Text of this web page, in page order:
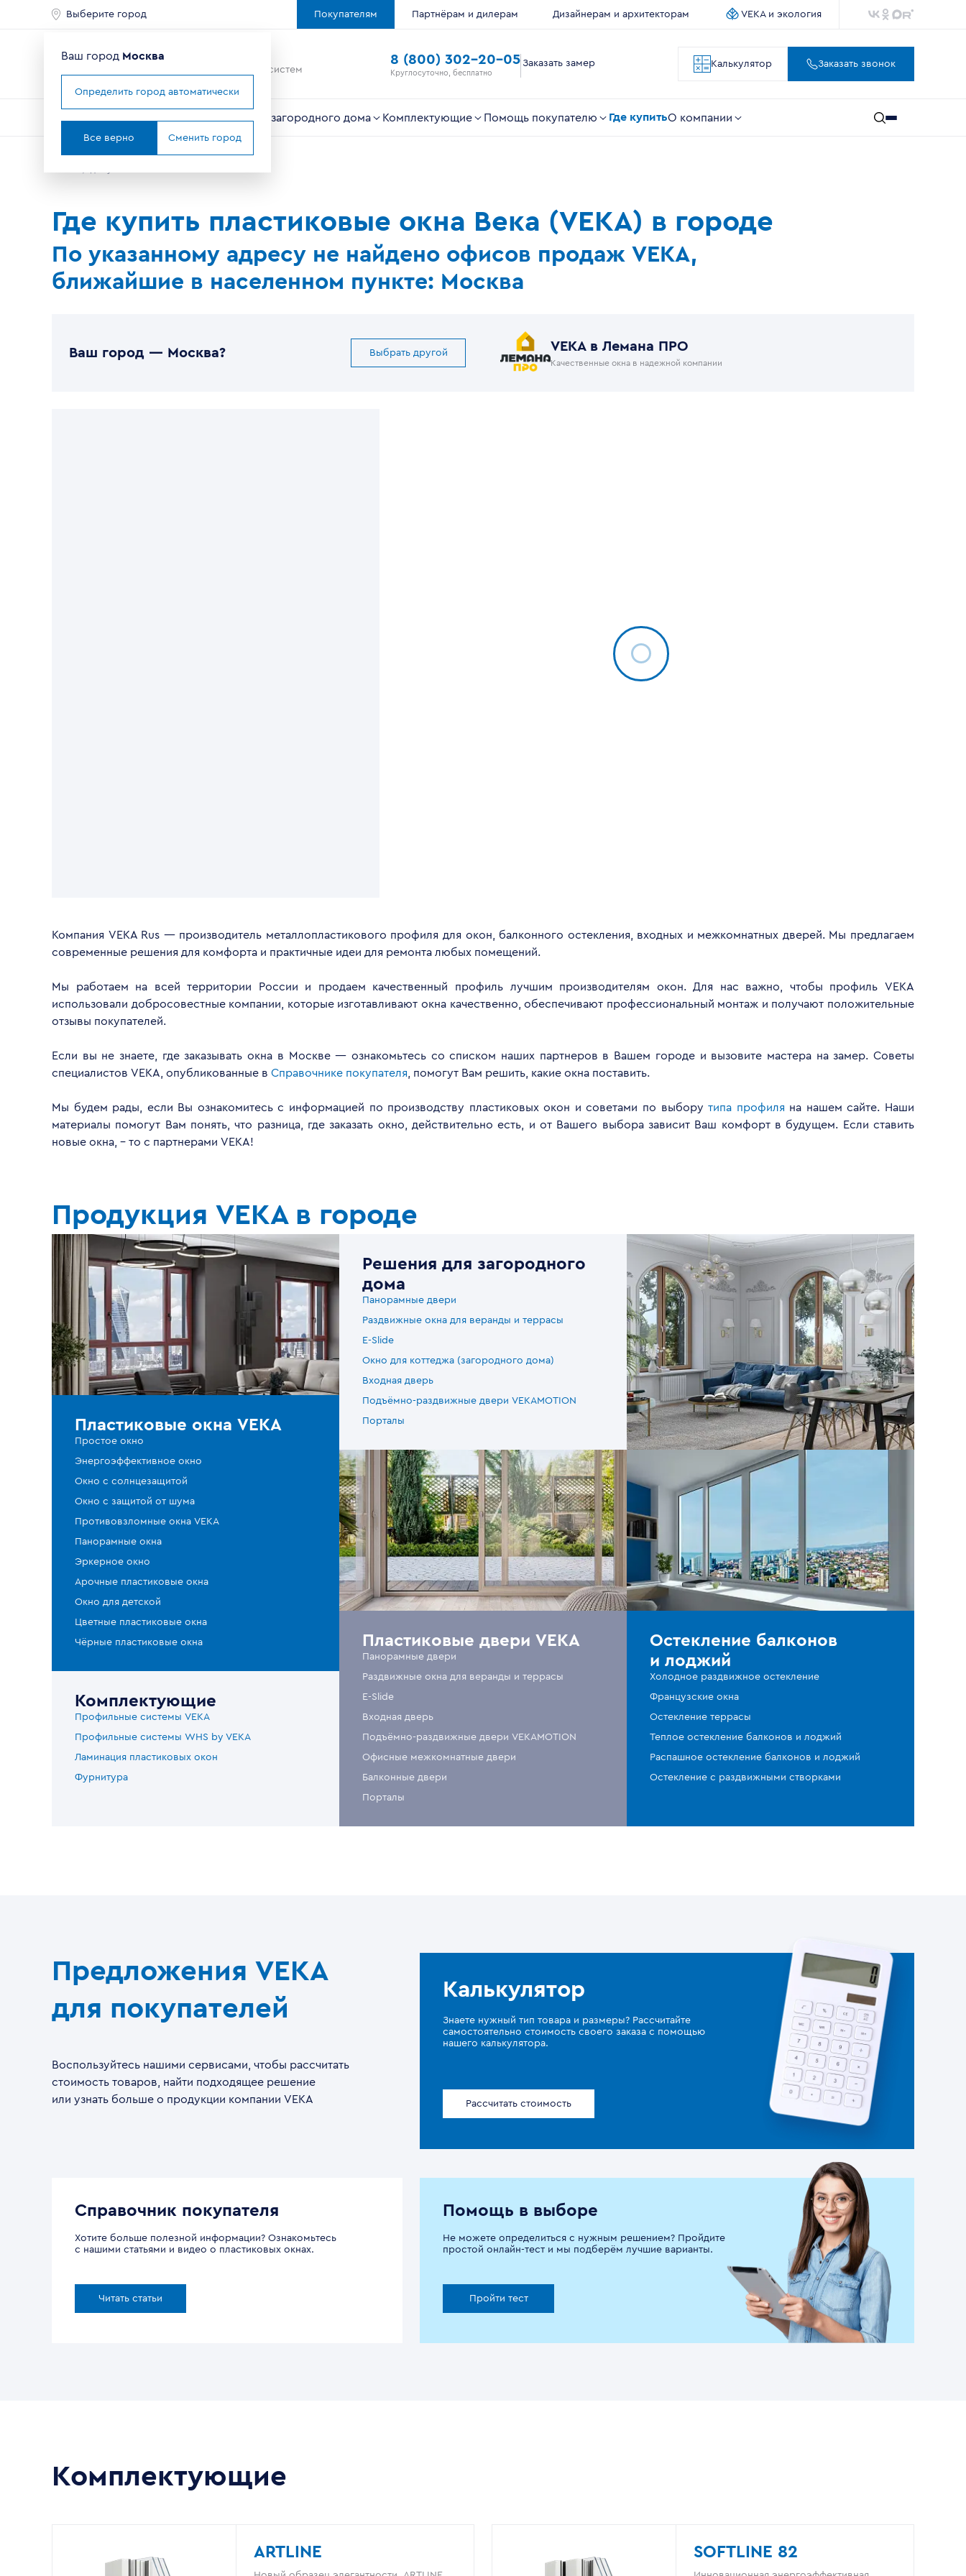
Выберите город Покупателям Партнёрам и дилерам Дизайнерам и архитекторам VEKA и экология
Ведущий мировой
производитель оконных систем
8 (800) 302-20-05
Круглосуточно, бесплатно
Заказать замер Калькулятор Заказать звонок
Для загородного дома Комплектующие Помощь покупателю Где купитьО компании
Где купить пластиковые окна Века (VEKA) в городе
По указанному адресу не найдено офисов продаж VEKA,
ближайшие в населенном пункте: Москва
Ваш город — Москва? Выбрать другой VEKA в Лемана ПРО
Качественные окна в надежной компании
Компания VEKA Rus — производитель металлопластикового профиля для окон, балконного остекления, входных и межкомнатных дверей. Мы предлагаем
современные решения для комфорта и практичные идеи для ремонта любых помещений.
Мы работаем на всей территории России и продаем качественный профиль лучшим производителям окон. Для нас важно, чтобы профиль VEKA
использовали добросовестные компании, которые изготавливают окна качественно, обеспечивают профессиональный монтаж и получают положительные
отзывы покупателей.
Если вы не знаете, где заказывать окна в Москве — ознакомьтесь со списком наших партнеров в Вашем городе и вызовите мастера на замер. Советы
специалистов VEKA, опубликованные в Справочнике покупателя, помогут Вам решить, какие окна поставить.
Мы будем рады, если Вы ознакомитесь с информацией по производству пластиковых окон и советами по выборутипа профиля на нашем сайте. Наши
материалы помогут Вам понять, что разница, где заказать окно, действительно есть, и от Вашего выбора зависит Ваш комфорт в будущем. Если ставить
новые окна, – то с партнерами VEKА!
Продукция VEKA в городе
Пластиковые окна VEKA
Простое окно
Энергоэффективное окно
Окно с солнцезащитой
Окно с защитой от шума
Противовзломные окна VEKA
Панорамные окна
Эркерное окно
Арочные пластиковые окна
Окно для детской
Цветные пластиковые окна
Чёрные пластиковые окна
Комплектующие
Профильные системы VEKA
Профильные системы WHS by VEKA
Ламинация пластиковых окон
Фурнитура
Решения для загородного
дома
Панорамные двери
Раздвижные окна для веранды и террасы
E-Slide
Окно для коттеджа (загородного дома)
Входная дверь
Подъёмно-раздвижные двери VEKAMOTION
Порталы
Пластиковые двери VEKA
Панорамные двери
Раздвижные окна для веранды и террасы
E-Slide
Входная дверь
Подъёмно-раздвижные двери VEKAMOTION
Офисные межкомнатные двери
Балконные двери
Порталы
Остекление балконов
и лоджий
Холодное раздвижное остекление
Французские окна
Остекление террасы
Теплое остекление балконов и лоджий
Распашное остекление балконов и лоджий
Остекление с раздвижными створками
Предложения VEKA
для покупателей
Воспользуйтесь нашими сервисами, чтобы рассчитать
стоимость товаров, найти подходящее решение
или узнать больше о продукции компании VEKA
Калькулятор
Знаете нужный тип товара и размеры? Рассчитайте
самостоятельно стоимость своего заказа с помощью
нашего калькулятора.
Рассчитать стоимость
Справочник покупателя
Хотите больше полезной информации? Ознакомьтесь
с нашими статьями и видео о пластиковых окнах.
Читать статьи
Помощь в выборе
Не можете определиться с нужным решением? Пройдите
простой онлайн-тест и мы подберём лучшие варианты.
Пройти тест
Комплектующие
ARTLINE SOFTLINE 82
Ваш город Москва
Определить город автоматически
Все верно Сменить город